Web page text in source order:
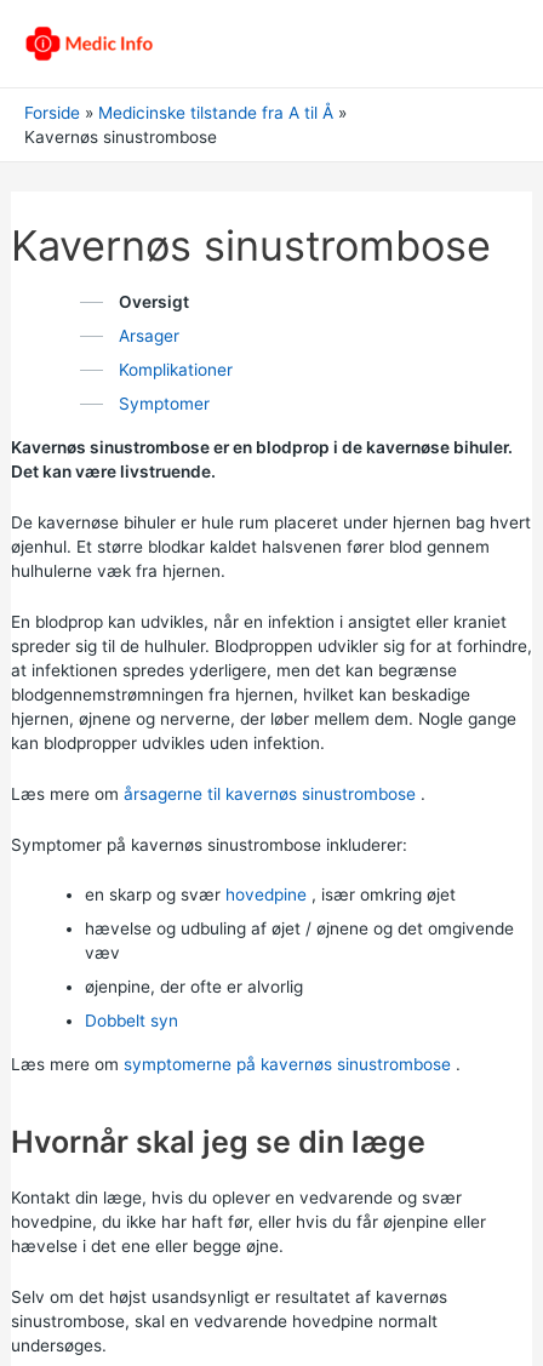
Forside
Medicinske tilstande fra A til Å
Kavernøs sinustrombose
Kavernøs sinustrombose
Oversigt
Arsager
Komplikationer
Symptomer
Kavernøs sinustrombose er en blodprop i de kavernøse bihuler.
Det kan være livstruende.
De kavernøse bihuler er hule rum placeret under hjernen bag hvert
øjenhul. Et større blodkar kaldet halsvenen fører blod gennem
hulhulerne væk fra hjernen.
En blodprop kan udvikles, når en infektion i ansigtet eller kraniet
spreder sig til de hulhuler. Blodproppen udvikler sig for at forhindre,
at infektionen spredes yderligere, men det kan begrænse
blodgennemstrømningen fra hjernen, hvilket kan beskadige
hjernen, øjnene og nerverne, der løber mellem dem. Nogle gange
kan blodpropper udvikles uden infektion.
Læs mere om årsagerne til kavernøs sinustrombose.
Symptomer på kavernøs sinustrombose inkluderer:
en skarp og svær hovedpine, især omkring øjet
hævelse og udbuling af øjet / øjnene og det omgivende
væv
øjenpine, der ofte er alvorlig
Dobbelt syn
Læs mere om symptomerne på kavernøs sinustrombose.
Hvornår skal jeg se din læge
Kontakt din læge, hvis du oplever en vedvarende og svær
hovedpine, du ikke har haft før, eller hvis du får øjenpine eller
hævelse i det ene eller begge øjne.
Selv om det højst usandsynligt er resultatet af kavernøs
sinustrombose, skal en vedvarende hovedpine normalt
undersøges.